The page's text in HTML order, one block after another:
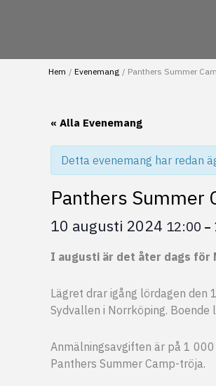
Hem Evenemang Panthers Summer
« Alla Evenemang
Detta evenemang har redan
Panthers Summer
10 augusti 2024 12:00 –
I augusti är det åter dags för
Lägret drar igång lördagen den
Sydvallen i Norrköping. Boende
Anmälningsavgiften är på 1
Panthers Summer Camp-tröja.